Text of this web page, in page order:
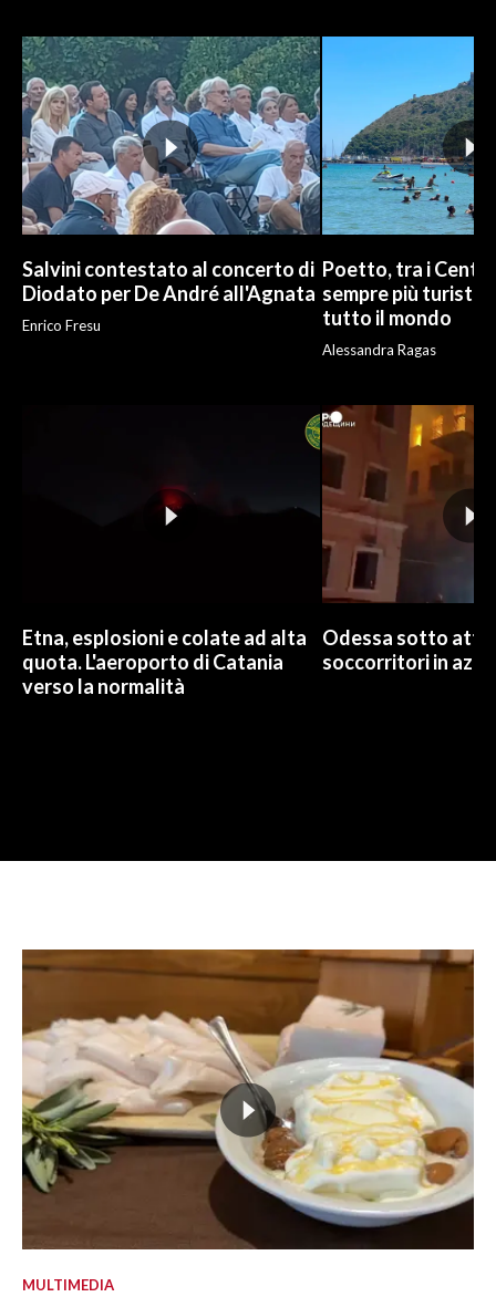
INFO AZIENDE
ABBONATI
ANNUNCI
NECROLOGI
PUBBLICITÀ
SPIAGGE
Salvini contestato al concerto di
Diodato per De André all'Agnata
Enrico Fresu
Poetto, tra i
sempre più turisti:
tutto il mondo
Alessandra Ragas
Etna, esplosioni e colate ad alta
quota. L'aeroporto di Catania
verso la normalità
Odessa sotto
soccorritori in
MULTIMEDIA